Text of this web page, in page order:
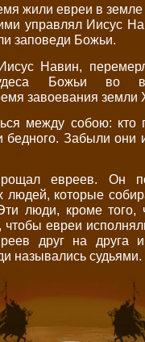
жили евреи в
управлял Иисус
заповеди Божьи.
Навин,
Божьи во
завоевания земли
между собою: кто
бедного. Забыли
евреев. Он
людей, которые
люди, кроме того,
чтобы евреи
друг на друга
назывались судьями.